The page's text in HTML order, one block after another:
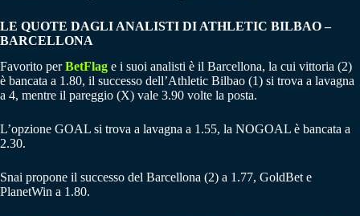
LE QUOTE DAGLI ANALISTI DI ATHLETIC BILBAO –
BARCELLONA
Favorito perBetFlag e i suoi analisti è il Barcellona, la cui vittoria (2)
è bancata a 1.80, il successo dell’Athletic Bilbao (1) si trova a lavagna
a 4, mentre il pareggio (X) vale 3.90 volte la posta.
L’opzione GOAL si trova a lavagna a 1.55, la NOGOAL è bancata a
2.30.
Snai propone il successo del Barcellona (2) a 1.77, GoldBet e
PlanetWin a 1.80.